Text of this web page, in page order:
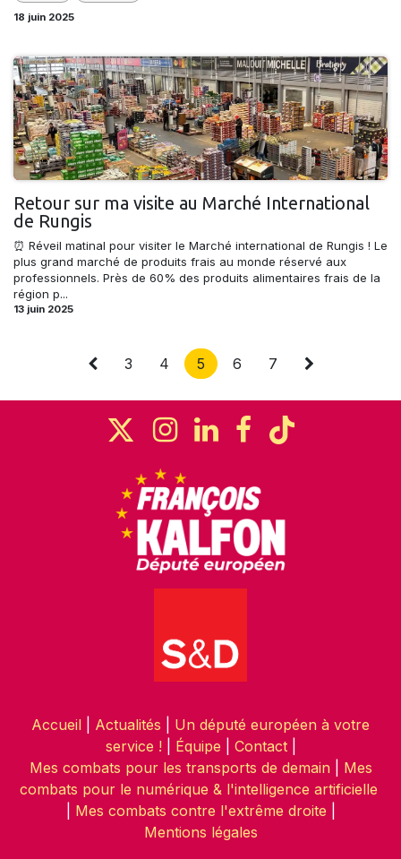
18 juin 2025
Retour sur ma visite au Marché International
de Rungis
⏰ Réveil matinal pour visiter le Marché international de Rungis ! Le
plus grand marché de produits frais au monde réservé aux
professionnels. Près de 60% des produits alimentaires frais de la
région p...
13 juin 2025
3 4 5 6 7
Accueil Actualités
Un député européen à votre
service !| Équipe Contact|
Mes combats pour les transports de demain| Mes
combats pour le numérique & l'intelligence artificielle
Mes combats contre l'extrême droite
Mentions légales